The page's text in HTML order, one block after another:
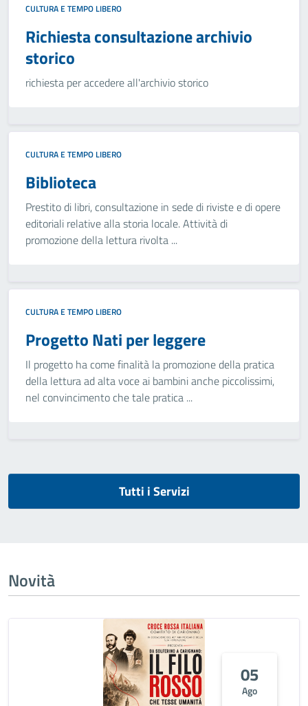
CULTURA E TEMPO LIBERO
Richiesta consultazione archivio
storico
richiesta per accedere all'archivio storico
CULTURA E TEMPO LIBERO
Biblioteca
Prestito di libri, consultazione in sede di riviste e di opere
editoriali relative alla storia locale. Attività di
promozione della lettura rivolta ...
CULTURA E TEMPO LIBERO
Progetto Nati per leggere
Il progetto ha come finalità la promozione della pratica
della lettura ad alta voce ai bambini anche piccolissimi,
nel convincimento che tale pratica ...
Tutti i Servizi
Novità
05
Ago